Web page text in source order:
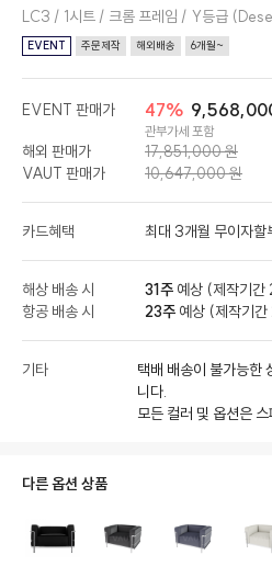
LC3 / 1시트 / 크롬 프레임 / Y등급
EVENT 주문제작 해외배송 6개월~
해외 판매가
17,851,000 원
VAUT 판매가
10,647,000 원
EVENT 판매가 47%
관부가세 포함
카드혜택 최대 3개월 무이자할
해상 배송 시 31주 예상 (제작기간
항공 배송 시
23주 예상 (제작기간
기타
택배 배송이 불가능한
니다.
모든 컬러 및 옵션은
다른 옵션 상품